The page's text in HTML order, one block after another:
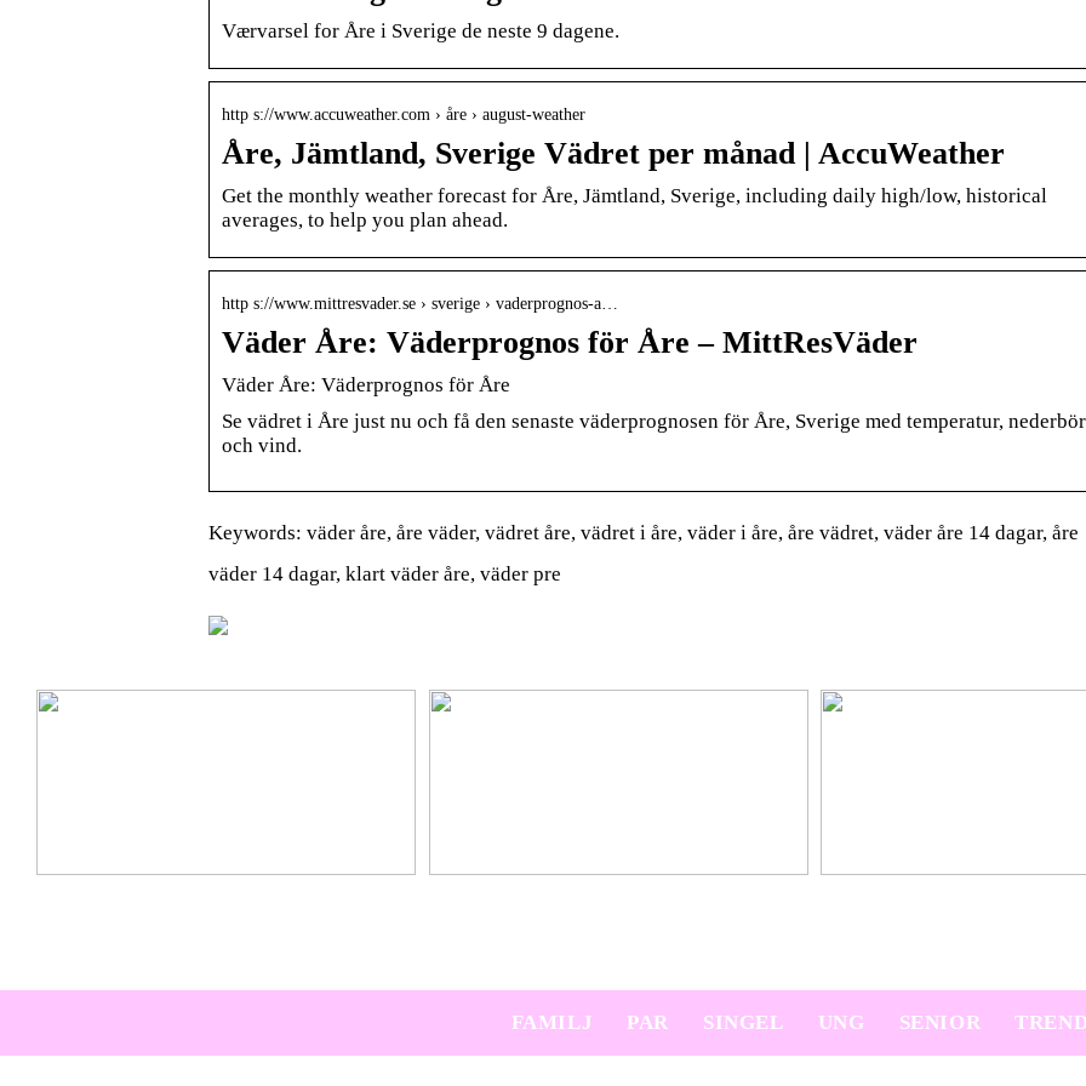
Værvarsel for Åre i Sverige de neste 9 dagene.
http s://www.accuweather.com › åre › august-weather
Åre, Jämtland, Sverige Vädret per månad | AccuWeather
Get the monthly weather forecast for Åre, Jämtland, Sverige, including daily high/low, historical
averages, to help you plan ahead.
http s://www.mittresvader.se › sverige › vaderprognos-a…
Väder Åre: Väderprognos för Åre – MittResVäder
Väder Åre: Väderprognos för Åre
Se vädret i Åre just nu och få den senaste väderprognosen för Åre, Sverige med temperatur,
och vind.
Keywords: väder åre, åre väder, vädret åre, vädret i åre, väder i åre, åre vädret, väder åre 14 dagar, åre
väder 14 dagar, klart väder åre, väder pre
FAMILJ PAR SINGEL UNG SENIOR